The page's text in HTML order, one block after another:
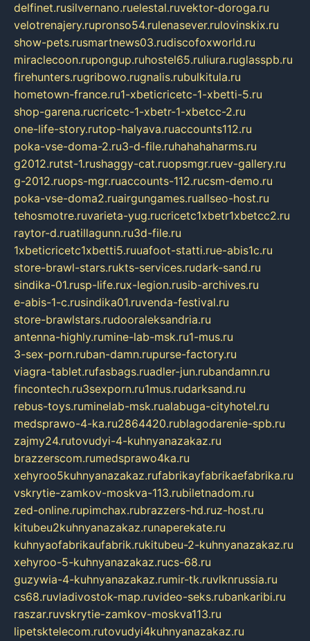
delfinet.rusilvernano.ruelestal.ruvektor-doroga.ru
velotrenajery.rupronso54.rulenasever.rulovinskix.ru
show-pets.rusmartnews03.rudiscofoxworld.ru
miraclecoon.rupongup.ruhostel65.ruliura.ruglasspb.ru
firehunters.rugribowo.rugnalis.rubulkitula.ru
hometown-france.ru1-xbeticricetc-1-xbetti-5.ru
shop-garena.rucricetc-1-xbetr-1-xbetcc-2.ru
one-life-story.rutop-halyava.ruaccounts112.ru
poka-vse-doma-2.ru3-d-file.ruhahahaharms.ru
g2012.rutst-1.rushaggy-cat.ruopsmgr.ruev-gallery.ru
g-2012.ruops-mgr.ruaccounts-112.rucsm-demo.ru
poka-vse-doma2.ruairgungames.ruallseo-host.ru
tehosmotre.ruvarieta-yug.rucricetc1xbetr1xbetcc2.ru
raytor-d.ruatillagunn.ru3d-file.ru
1xbeticricetc1xbetti5.ruuafoot-statti.rue-abis1c.ru
store-brawl-stars.rukts-services.rudark-sand.ru
sindika-01.rusp-life.rux-legion.rusib-archives.ru
e-abis-1-c.rusindika01.ruvenda-festival.ru
store-brawlstars.rudooraleksandria.ru
antenna-highly.rumine-lab-msk.ru1-mus.ru
3-sex-porn.ruban-damn.rupurse-factory.ru
viagra-tablet.rufasbags.ruadler-jun.rubandamn.ru
fincontech.ru3sexporn.ru1mus.rudarksand.ru
rebus-toys.ruminelab-msk.rualabuga-cityhotel.ru
medsprawo-4-ka.ru2864420.rublagodarenie-spb.ru
zajmy24.rutovudyi-4-kuhnyanazakaz.ru
brazzerscom.rumedsprawo4ka.ru
xehyroo5kuhnyanazakaz.rufabrikayfabrikaefabrika.ru
vskrytie-zamkov-moskva-113.rubiletnadom.ru
zed-online.rupimchax.rubrazzers-hd.ruz-host.ru
kitubeu2kuhnyanazakaz.runaperekate.ru
kuhnyaofabrikaufabrik.rukitubeu-2-kuhnyanazakaz.ru
xehyroo-5-kuhnyanazakaz.rucs-68.ru
guzywia-4-kuhnyanazakaz.rumir-tk.ruvlknrussia.ru
cs68.ruvladivostok-map.ruvideo-seks.rubankaribi.ru
raszar.ruvskrytie-zamkov-moskva113.ru
lipetsktelecom.rutovudyi4kuhnyanazakaz.ru